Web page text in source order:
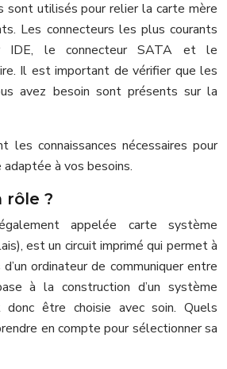
sont utilisés pour relier la carte mère
Les connecteurs les plus courants
IDE, le connecteur SATA et le
Il est important de vérifier que les
avez besoin sont présents sur la
les connaissances nécessaires pour
à vos besoins.
rôle ?
appelée carte système
est un circuit imprimé qui permet à
ordinateur de communiquer entre
à la construction d’un système
être choisie avec soin. Quels
en compte pour sélectionner sa